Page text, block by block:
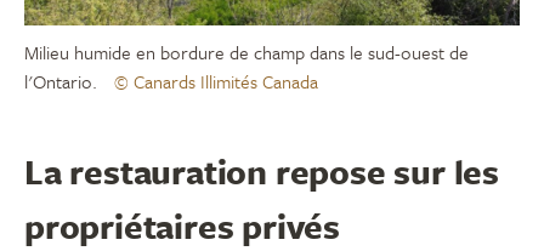
Milieu humide en bordure de champ dans le sud-ouest de
l'Ontario.
© Canards Illimités Canada
La restauration repose sur les
propriétaires privés